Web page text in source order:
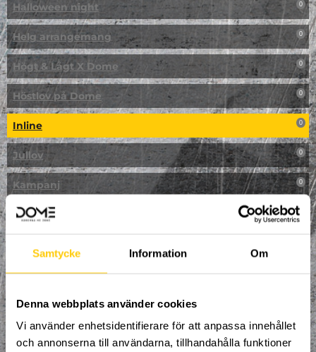
Samtycke Information Om
Denna webbplats använder cookies
Vi använder enhetsidentifierare för att anpassa innehållet
och annonserna till användarna, tillhandahålla funktioner
Halloween night 0
Helg arrangemang 0
Högt & Lågt X Dome 0
Höstlov på Dome 0
Inline 0
Jullov 0
Kampanj 0
Kickbike 0
Klättring
LAN
Multisport